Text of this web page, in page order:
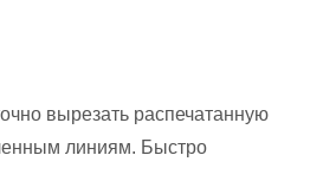
вырезать распечатанную
линиям. Быстро